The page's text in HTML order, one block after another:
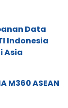
Data
Indonesia
Asia
M360 ASEAN